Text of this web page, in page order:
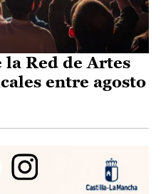
la Red de Artes
entre agosto